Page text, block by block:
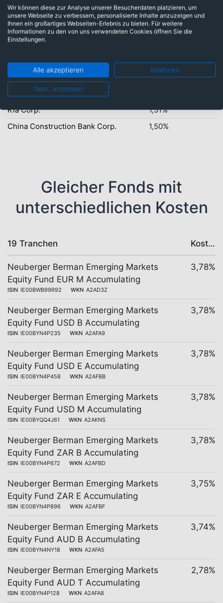
SK Hynix Inc.
7,16%
ASE Technology Holding Co. Ltd
4,20%
Tencent Holdings Ltd.
Alibaba Group Holding Ltd.
2,35%
Weichai Power Co. Ltd.
1,61%
Jiangsu Zhongtian Technologies
Kia Corp.
1,51%
China Construction Bank Corp.
1,50%
Gleicher Fonds mit
unterschiedlichen Kosten
19 Tranchen Kosten
Neuberger Berman Emerging Markets
Equity Fund EUR M Accumulating
ISIN IE00BWB99R92 WKN A2AD3Z
3,78%
Neuberger Berman Emerging Markets
Equity Fund USD B Accumulating
ISIN IE00BYN4P235 WKN A2AFA9
3,78%
Neuberger Berman Emerging Markets
Equity Fund USD E Accumulating
ISIN IE00BYN4P458 WKN A2AFBB
3,78%
Neuberger Berman Emerging Markets
Equity Fund USD M Accumulating
ISIN IE00BYQQ4J61 WKN A2AKNS
3,78%
Neuberger Berman Emerging Markets
Equity Fund ZAR B Accumulating
ISIN IE00BYN4P672 WKN A2AFBD
3,78%
Neuberger Berman Emerging Markets
Equity Fund ZAR E Accumulating
ISIN IE00BYN4P896 WKN A2AFBF
3,75%
Neuberger Berman Emerging Markets
Equity Fund AUD B Accumulating
ISIN IE00BYN4NY18 WKN A2AFA5
3,74%
Neuberger Berman Emerging Markets
Equity Fund AUD T Accumulating
ISIN IE00BYN4P128 WKN A2AFA8
2,78%
Wir können diese zur Analyse unserer Besucherdaten platzieren, um
unsere Webseite zu verbessern, personalisierte Inhalte anzuzeigen und
Ihnen ein großartiges Webseiten-Erlebnis zu bieten. Für weitere
Informationen zu den von uns verwendeten Cookies öffnen Sie die
Einstellungen.
Alle akzeptieren Ablehnen
Nein, anpassen